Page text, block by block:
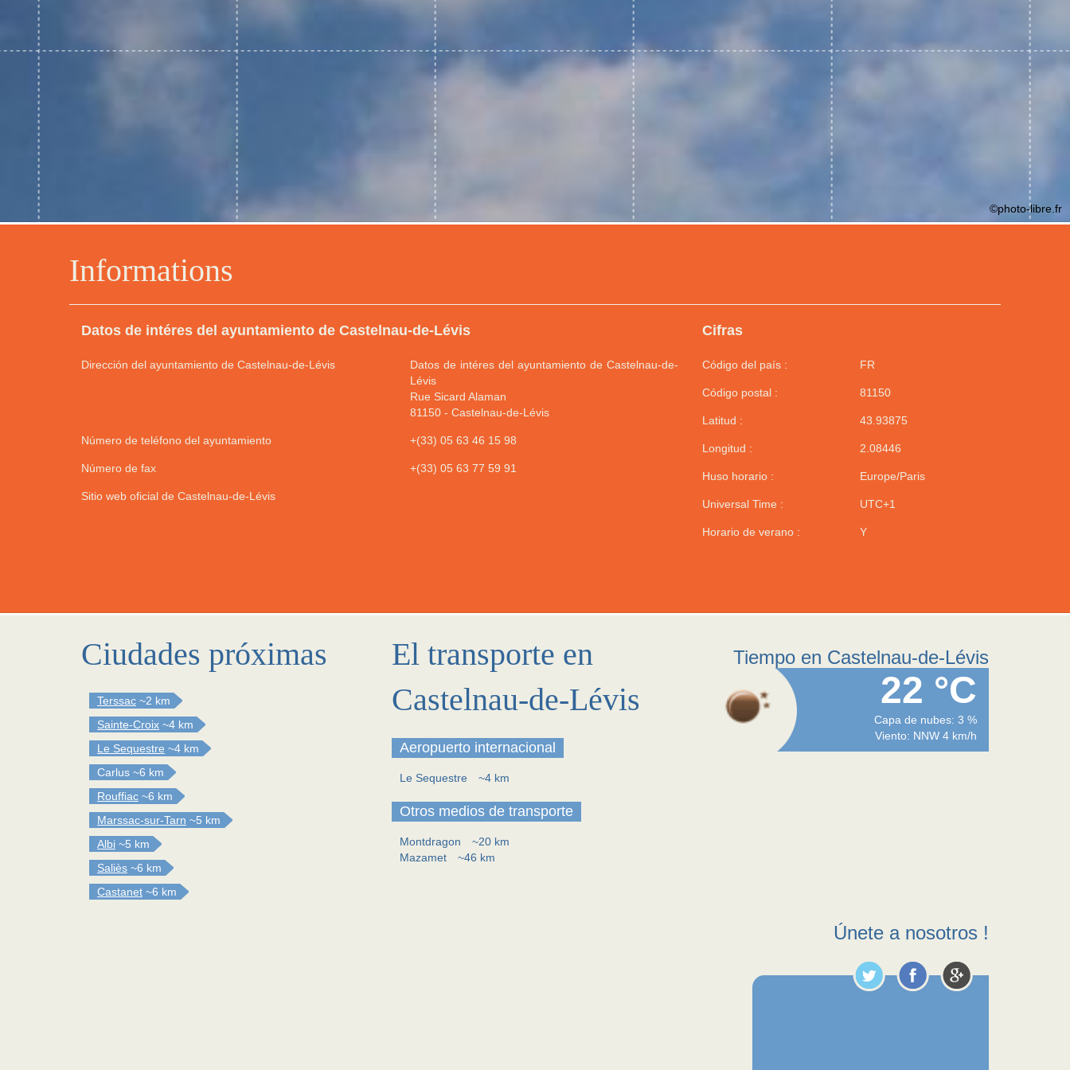
Informations
Datos de intéres del ayuntamiento de Castelnau-de-Lévis
Dirección del ayuntamiento de Castelnau-de-Lévis
Datos de intéres del ayuntamiento de Castelnau-de-
Lévis
Rue Sicard Alaman
81150- Castelnau-de-Lévis
Número de teléfono del ayuntamiento +(33) 05 63 46 15 98
Número de fax +(33) 05 63 77 59 91
Sitio web oficial de Castelnau-de-Lévis
Cifras
Código del país : FR
Código postal : 81150
Latitud : 43.93875
Longitud : 2.08446
Huso horario : Europe/Paris
Universal Time : UTC+1
Horario de verano : Y
©photo-libre.fr
Ciudades próximas
Terssac ~2 km
Sainte-Croix ~4 km
Le Sequestre ~4 km
Carlus ~6 km
Rouffiac ~6 km
Marssac-sur-Tarn ~5 km
Albi ~5 km
Saliès ~6 km
Castanet ~6 km
El transporte en
Castelnau-de-Lévis
Aeropuerto internacional
Le Sequestre ~4 km
Otros medios de transporte
Montdragon
~20 km
Mazamet
~46 km
Tiempo en Castelnau-de-Lévis
22 °C
Capa de nubes: 3 %
Viento: NNW 4 km/h
Únete a nosotros !